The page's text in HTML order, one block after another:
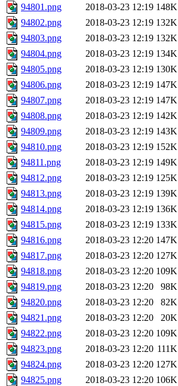
94801.png
2018-03-23 12:19 148K
94802.png
2018-03-23 12:19 132K
94803.png
2018-03-23 12:19 132K
94804.png
2018-03-23 12:19 134K
94805.png
2018-03-23 12:19 130K
94806.png
2018-03-23 12:19 147K
94807.png
2018-03-23 12:19 147K
94808.png
2018-03-23 12:19 142K
94809.png
2018-03-23 12:19 143K
94810.png
2018-03-23 12:19 152K
94811.png
2018-03-23 12:19 149K
94812.png
2018-03-23 12:19 125K
94813.png
2018-03-23 12:19 139K
94814.png
2018-03-23 12:19 136K
94815.png
2018-03-23 12:19 133K
94816.png
2018-03-23 12:20 147K
94817.png
2018-03-23 12:20 127K
94818.png
2018-03-23 12:20 109K
94819.png
2018-03-23 12:20
98K
94820.png
2018-03-23 12:20
82K
94821.png
2018-03-23 12:20
20K
94822.png
2018-03-23 12:20 109K
94823.png
2018-03-23 12:20 111K
94824.png
2018-03-23 12:20 127K
94825.png
2018-03-23 12:20 106K